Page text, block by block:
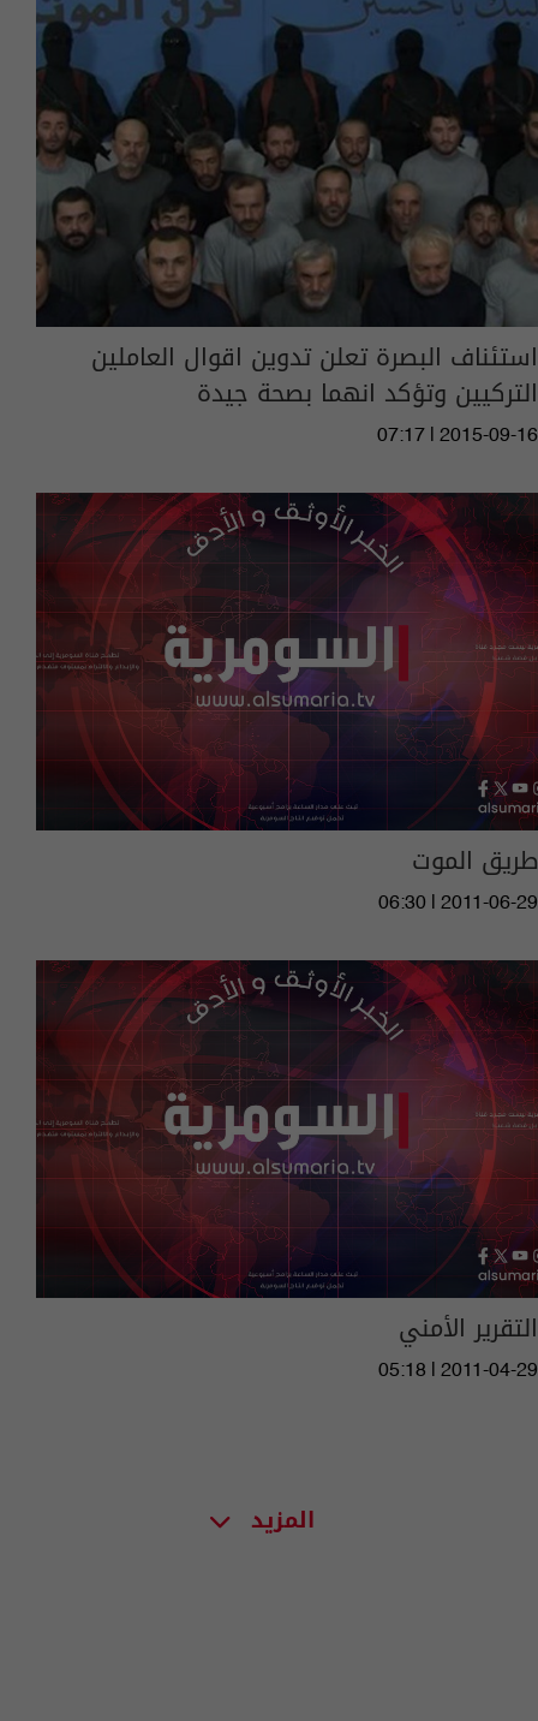
استئناف البصرة تعلن تدوين اقوال العاملين
التركيين وتؤكد انهما بصحة جيدة
07:17 | 2015-09-16
طريق الموت
06:30 | 2011-06-29
التقرير الأمني
05:18 | 2011-04-29
المزيد